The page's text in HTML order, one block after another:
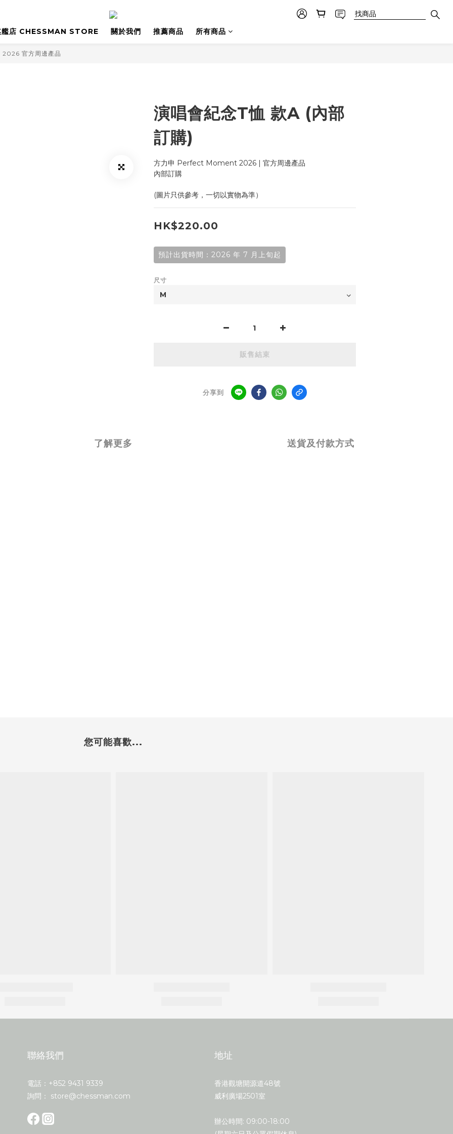
艦店 CHESSMAN STORE 關於我們 推薦商品 所有商品
官方周邊產品
演唱會紀念T恤 款A (內部
訂購)
方力申 Perfect Moment 2026 | 官方周邊產品
內部訂購
(圖片只供參考，一切以實物為準）
HK$220.00
預計出貨時間：2026 年 7 月上旬起
尺寸
販售結束
分享到
了解更多 送貨及付款方式
您可能喜歡...
聯絡我們
電話：+852 9431 9339
詢問： store@chessman.com
地址
香港觀塘開源道48號
威利廣場2501室
辦公時間: 09:00-18:00